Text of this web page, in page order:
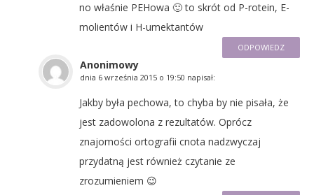
no właśnie PEHowa 🙂 to skrót od P-rotein, E-
molientów i H-umektantów
ODPOWIEDZ
Anonimowy
dnia 6 września 2015 o 19:50 napisał:
Jakby była pechowa, to chyba by nie pisała, że
jest zadowolona z rezultatów. Oprócz
znajomości ortografii cnota nadzwyczaj
przydatną jest również czytanie ze
zrozumieniem 😉